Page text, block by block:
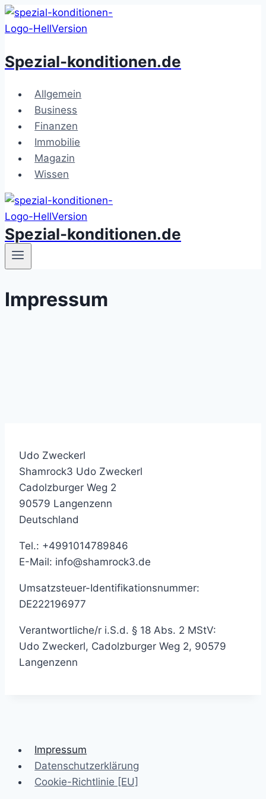
Zum
Inhalt
Spezial-konditionen.de
Allgemein
Business
Finanzen
Immobilie
Magazin
Wissen
Spezial-konditionen.de
Impressum
Udo Zweckerl
Shamrock3 Udo Zweckerl
Cadolzburger Weg 2
90579 Langenzenn
Deutschland
Tel.: +4991014789846
E-Mail: info@shamrock3.de
Umsatzsteuer-Identifikationsnummer:
DE222196977
Verantwortliche/r i.S.d. § 18 Abs. 2 MStV:
Udo Zweckerl, Cadolzburger Weg 2, 90579
Langenzenn
Impressum
Datenschutzerklärung
Cookie-Richtlinie [EU]